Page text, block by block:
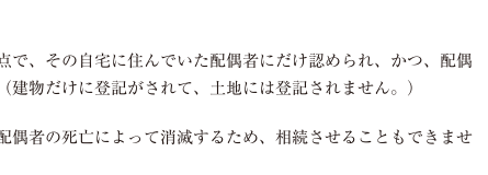
、その自宅に住んでいた配偶者にだけ認められ、かつ、配偶
建物だけに登記がされて、土地には登記されません。）
者の死亡によって消滅するため、相続させることもできませ